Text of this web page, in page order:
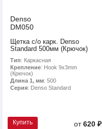
Denso
DM050
Щетка с/о карк. Denso
Standard 500мм (Крючок)
Тип: Каркасная
Крепление: Hook 9x3mm
(Крючок)
Длина 1, мм: 500
Серия: Denso Standard
Купить от620 ₽